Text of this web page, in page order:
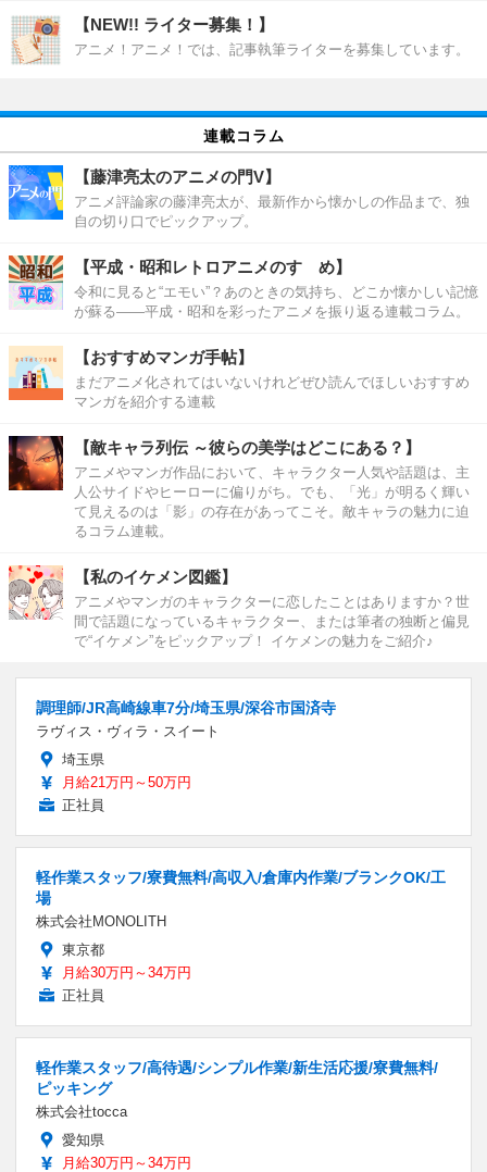
【NEW!! ライター募集！】
アニメ！アニメ！では、記事執筆ライターを募集しています。
連載コラム
【藤津亮太のアニメの門V】
アニメ評論家の藤津亮太が、最新作から懐かしの作品まで、独
自の切り口でピックアップ。
【平成・昭和レトロアニメのすゝめ】
令和に見ると“エモい”？あのときの気持ち、どこか懐かしい記憶
が蘇る――平成・昭和を彩ったアニメを振り返る連載コラム。
【おすすめマンガ手帖】
まだアニメ化されてはいないけれどぜひ読んでほしいおすすめ
マンガを紹介する連載
【敵キャラ列伝 ～彼らの美学はどこにある？】
アニメやマンガ作品において、キャラクター人気や話題は、主
人公サイドやヒーローに偏りがち。でも、「光」が明るく輝い
て見えるのは「影」の存在があってこそ。敵キャラの魅力に迫
るコラム連載。
【私のイケメン図鑑】
アニメやマンガのキャラクターに恋したことはありますか？世
間で話題になっているキャラクター、または筆者の独断と偏見
で“イケメン”をピックアップ！ イケメンの魅力をご紹介♪
調理師/JR高崎線車7分/埼玉県/深谷市国済寺
ラヴィス・ヴィラ・スイート
埼玉県
月給21万円～50万円
正社員
軽作業スタッフ/寮費無料/高収入/倉庫内作業/ブランクOK/工
場
株式会社MONOLITH
東京都
月給30万円～34万円
正社員
軽作業スタッフ/高待遇/シンプル作業/新生活応援/寮費無料/
ピッキング
株式会社tocca
愛知県
月給30万円～34万円